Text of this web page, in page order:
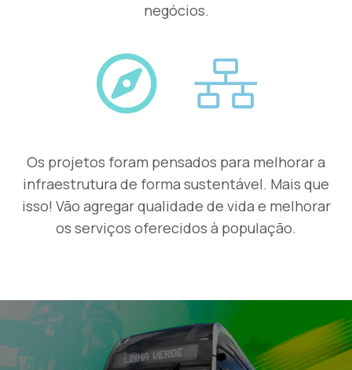
negócios.
Os projetos foram pensados para melhorar a
infraestrutura de forma sustentável. Mais que
isso! Vão agregar qualidade de vida e melhorar
os serviços oferecidos à população.